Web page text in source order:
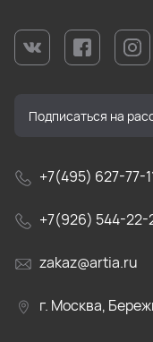
+7(495) 627-77-
+7(926) 544-22-
zakaz@artia.ru
г. Москва,